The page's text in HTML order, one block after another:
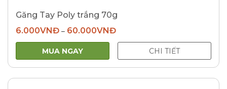
Găng Tay Poly trắng 70g
6.000VNĐ– 60.000VNĐ
MUA NGAY CHI TIẾT